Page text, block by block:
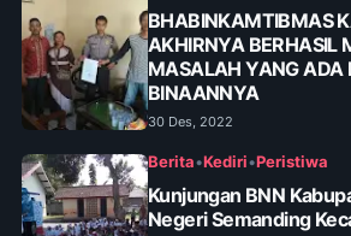
BHABINKAMTIBMAS
AKHIRNYA BERHASIL
MASALAH YANG ADA
BINAANNYA
30 Des, 2022
Berita•Kediri•Peristiwa
Kunjungan BNN
Negeri Semanding